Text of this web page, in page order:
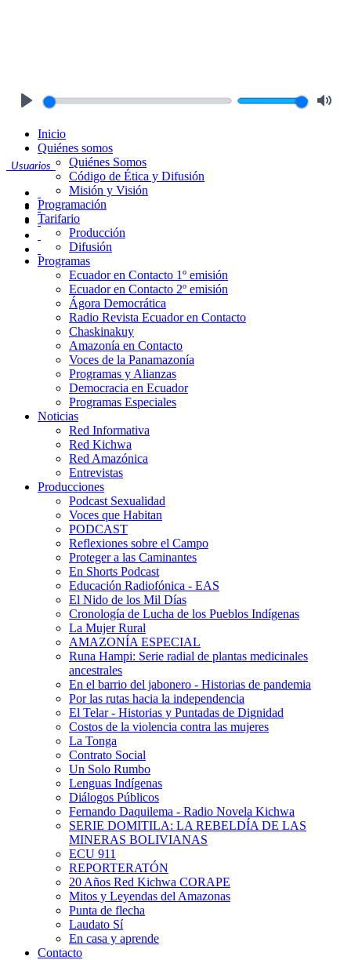
Usuarios
Inicio
Quiénes somos
Quiénes Somos
Código de Ética y Difusión
Misión y Visión
Programación
Tarifario
Producción
Difusión
Programas
Ecuador en Contacto 1º emisión
Ecuador en Contacto 2º emisión
Ágora Democrática
Radio Revista Ecuador en Contacto
Chaskinakuy
Amazonía en Contacto
Voces de la Panamazonía
Programas y Alianzas
Democracia en Ecuador
Programas Especiales
Noticias
Red Informativa
Red Kichwa
Red Amazónica
Entrevistas
Producciones
Podcast Sexualidad
Voces que Habitan
PODCAST
Reflexiones sobre el Campo
Proteger a las Caminantes
En Shorts Podcast
Educación Radiofónica - EAS
El Nido de los Mil Días
Cronología de Lucha de los Pueblos Indígenas
La Mujer Rural
AMAZONÍA ESPECIAL
Runa Hampi: Serie radial de plantas medicinales
ancestrales
En el barrio del jabonero - Historias de pandemia
Por las rutas hacia la independencia
El Telar - Historias y Puntadas de Dignidad
Costos de la violencia contra las mujeres
La Tonga
Contrato Social
Un Solo Rumbo
Lenguas Indígenas
Diálogos Públicos
Fernando Daquilema - Radio Novela Kichwa
SERIE DOMITILA: LA REBELDÍA DE LAS
MINERAS BOLIVIANAS
ECU 911
REPORTERATÓN
20 Años Red Kichwa CORAPE
Mitos y Leyendas del Amazonas
Punta de flecha
Laudato Sí
En casa y aprende
Contacto